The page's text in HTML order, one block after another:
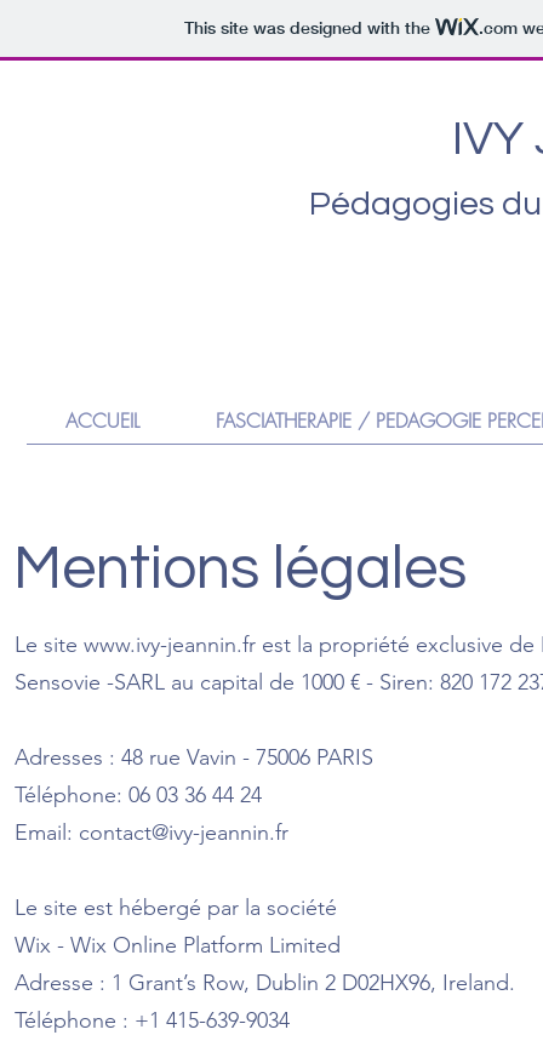
This site was designed with the .com
IVY
Pédagogies
ACCUEIL FASCIATHERAPIE / PEDAGOGIE
Mentions légales
Le site www.ivy-jeannin.fr est la propriété exclusive de
Sensovie -SARL au capital de 1000 € - Siren: 820 172
Adresses : 48 rue Vavin - 75006 PARIS
Téléphone: 06 03 36 44 24
Email: contact@ivy-jeannin.fr
Le site est hébergé par la société
Wix - Wix Online Platform Limited
Adresse : 1 Grant’s Row, Dublin 2 D02HX96, Ireland.
Téléphone : +1 415-639-9034